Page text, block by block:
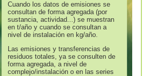
Cuando los datos de emisiones se
consultan de forma agregada (por
sustancia, actividad...) se muestran
en t/año y cuando se consultan a
nivel de instalación en kg/año.
Las emisiones y transferencias de
residuos totales, ya se consulten de
forma agregada, a nivel de
complejo/instalación o en las series